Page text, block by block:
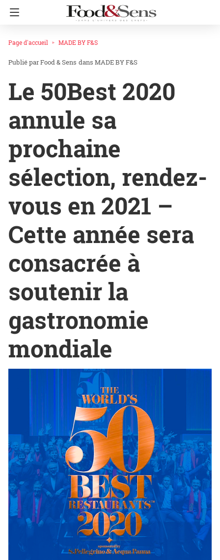
Page d'accueil MADE BY F&S
Food & Sens dans MADE BY F&S
Le 50Best 2020
annule sa
prochaine
sélection, rendez-
vous en 2021 –
Cette année sera
consacrée à
soutenir la
gastronomie
mondiale